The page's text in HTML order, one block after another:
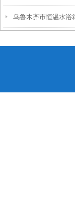
乌鲁木齐市恒温水浴